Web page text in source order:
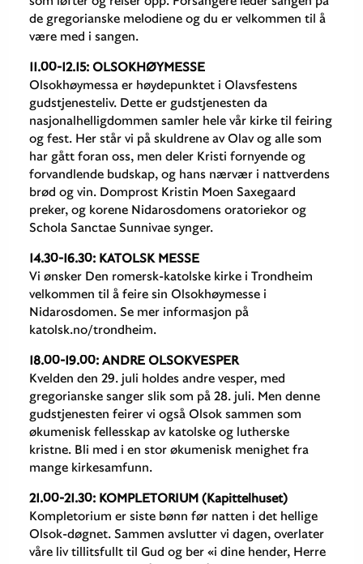
de gregorianske melodiene og du er velkommen til å
være med i sangen.
11.00-12.15: OLSOKHØYMESSE
Olsokhøymessa er høydepunktet i Olavsfestens
gudstjenesteliv. Dette er gudstjenesten da
nasjonalhelligdommen samler hele vår kirke til feiring
og fest. Her står vi på skuldrene av Olav og alle som
har gått foran oss, men deler Kristi fornyende og
forvandlende budskap, og hans nærvær i nattverdens
brød og vin. Domprost Kristin Moen Saxegaard
preker, og korene Nidarosdomens oratoriekor og
Schola Sanctae Sunnivae synger.
14.30-16.30: KATOLSK MESSE
Vi ønsker Den romersk-katolske kirke i Trondheim
velkommen til å feire sin Olsokhøymesse i
Nidarosdomen. Se mer informasjon på
katolsk.no/trondheim.
18.00-19.00: ANDRE OLSOKVESPER
Kvelden den 29. juli holdes andre vesper, med
gregorianske sanger slik som på 28. juli. Men denne
gudstjenesten feirer vi også Olsok sammen som
økumenisk fellesskap av katolske og lutherske
kristne. Bli med i en stor økumenisk menighet fra
mange kirkesamfunn.
21.00-21.30: KOMPLETORIUM (Kapittelhuset)
Kompletorium er siste bønn før natten i det hellige
Olsok-døgnet. Sammen avslutter vi dagen, overlater
våre liv tillitsfullt til Gud og ber «i dine hender, Herre